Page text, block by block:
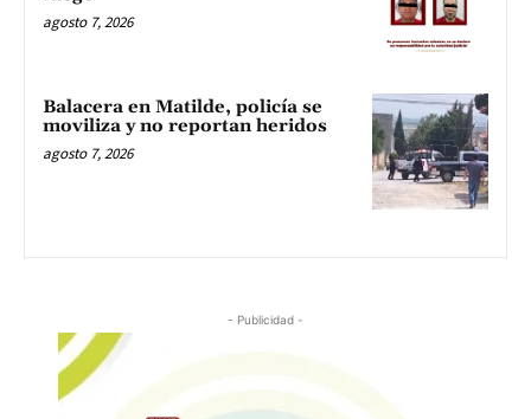
agosto 7, 2026
Balacera en Matilde, policía se
moviliza y no reportan heridos
agosto 7, 2026
- Publicidad -